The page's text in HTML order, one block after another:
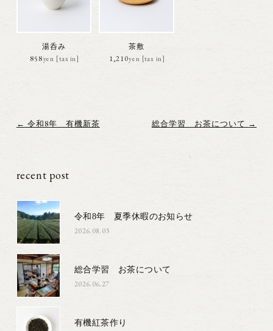
湯呑み
858円(税込)
茶敷
1,210円(税込)
← 令和8年 有機新茶 総合学習 お茶について →
recent post
令和8年 夏季休暇のお知らせ
2026.08.03
総合学習 お茶について
2026.06.27
有機紅茶作り